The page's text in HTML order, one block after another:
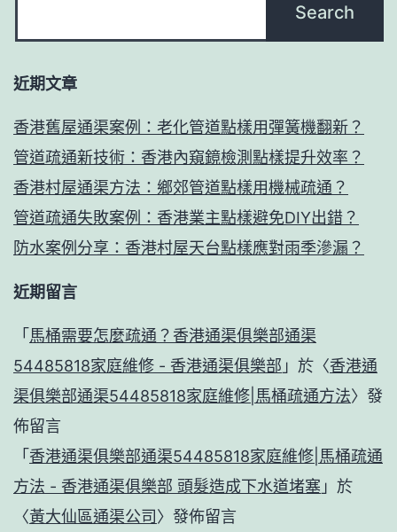
近期文章
香港舊屋通渠案例：老化管道點樣用彈簧機翻新？
管道疏通新技術：香港內窺鏡檢測點樣提升效率？
香港村屋通渠方法：鄉郊管道點樣用機械疏通？
管道疏通失敗案例：香港業主點樣避免DIY出錯？
防水案例分享：香港村屋天台點樣應對雨季滲漏？
近期留言
「 馬桶需要怎麼疏通？香港通渠俱樂部通渠
54485818家庭維修 - 香港通渠俱樂部 」於〈香港通
渠俱樂部通渠54485818家庭維修|馬桶疏通方法〉發
佈留言
「 香港通渠俱樂部通渠54485818家庭維修|馬桶疏通
方法 - 香港通渠俱樂部 頭髮造成下水道堵塞 」於
〈黃大仙區通渠公司〉發佈留言